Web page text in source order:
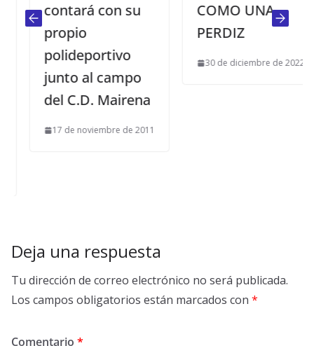
contará con su
propio
polideportivo
junto al campo
del C.D. Mairena
17 de noviembre de 2011
COMO UNA
PERDIZ
30 de diciembre de 2022
Deja una respuesta
Tu dirección de correo electrónico no será publicada.
Los campos obligatorios están marcados con *
Comentario *